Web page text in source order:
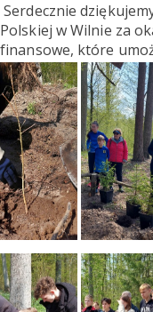
Serdecznie
Polskiej w Wilnie za
finansowe, które